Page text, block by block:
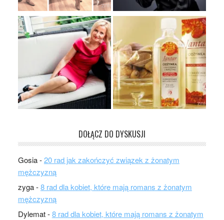
DOŁĄCZ DO DYSKUSJI
Gosia-20 rad jak zakończyć związek z żonatym
mężczyzną
zyga-8 rad dla kobiet, które mają romans z żonatym
mężczyzną
Dylemat-8 rad dla kobiet, które mają romans z żonatym